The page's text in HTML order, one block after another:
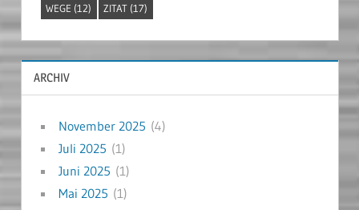
WEGE (12) ZITAT (17)
ARCHIV
November 2025 (4)
Juli 2025 (1)
Juni 2025 (1)
Mai 2025 (1)